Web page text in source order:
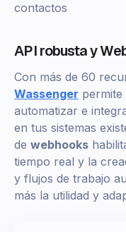
contactos
API robusta y
Con más de 60
Wassenger permite
automatizar e
en tus sistemas
de webhooks
tiempo real y la
y flujos de trabajo
más la utilidad y